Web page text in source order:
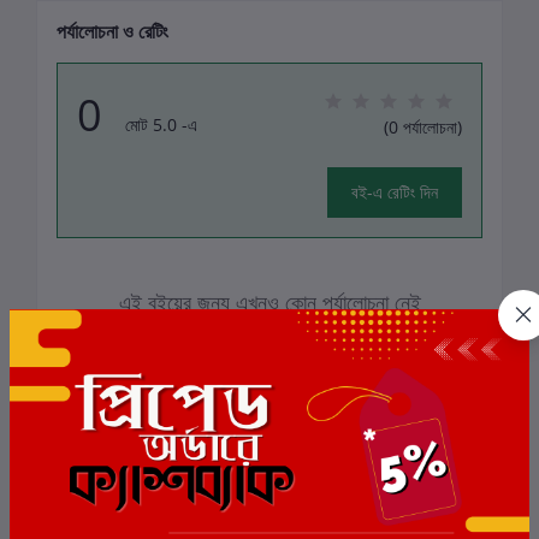
পর্যালোচনা ও রেটিং
0 মোট 5.0 -এ (0 পর্যালোচনা)
বই-এ রেটিং দিন
এই বইয়ের জন্য এখনও কোন পর্যালোচনা নেই
সংশ্লিষ্ট বই